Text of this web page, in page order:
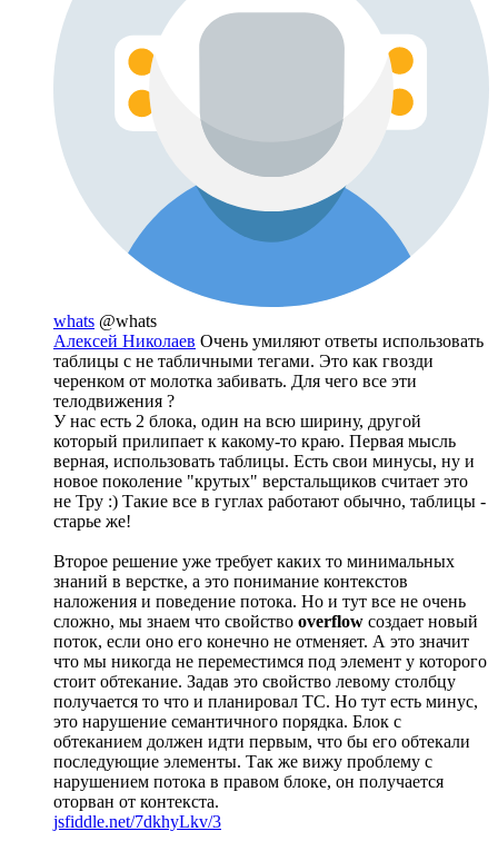
whats @whats
Алексей Николаев Очень умиляют ответы использовать
таблицы с не табличными тегами. Это как гвозди
черенком от молотка забивать. Для чего все эти
телодвижения ?
У нас есть 2 блока, один на всю ширину, другой
который прилипает к какому-то краю. Первая мысль
верная, использовать таблицы. Есть свои минусы, ну и
новое поколение "крутых" верстальщиков считает это
не Тру :) Такие все в гуглах работают обычно, таблицы -
старье же!
Второе решение уже требует каких то минимальных
знаний в верстке, а это понимание контекстов
наложения и поведение потока. Но и тут все не очень
сложно, мы знаем что свойство overflow создает новый
поток, если оно его конечно не отменяет. А это значит
что мы никогда не переместимся под элемент у которого
стоит обтекание. Задав это свойство левому столбцу
получается то что и планировал ТС. Но тут есть минус,
это нарушение семантичного порядка. Блок с
обтеканием должен идти первым, что бы его обтекали
последующие элементы. Так же вижу проблему с
нарушением потока в правом блоке, он получается
оторван от контекста.
jsfiddle.net/7dkhyLkv/3